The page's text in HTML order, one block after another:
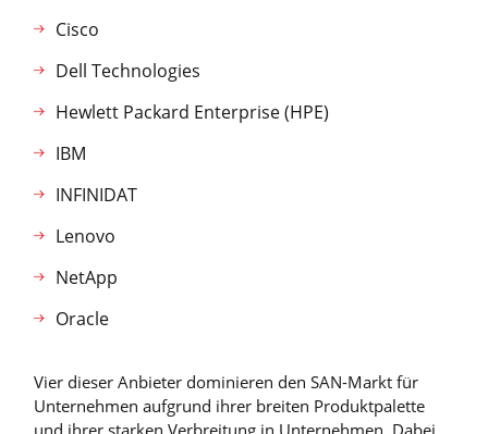
Cisco
Dell Technologies
Hewlett Packard Enterprise (HPE)
IBM
INFINIDAT
Lenovo
NetApp
Oracle
Vier dieser Anbieter dominieren den SAN-Markt für
Unternehmen aufgrund ihrer breiten Produktpalette